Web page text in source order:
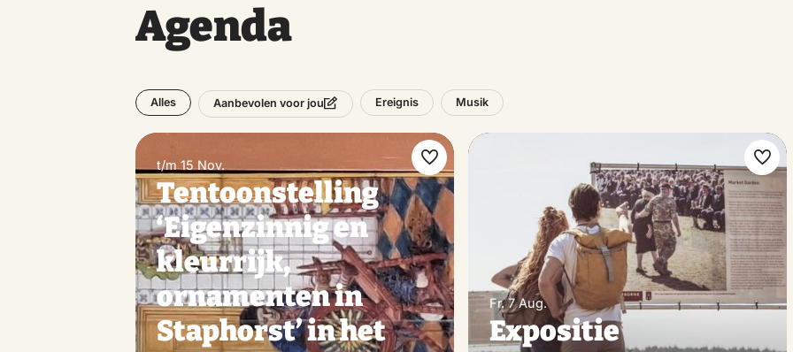
Agenda
Alles Aanbevolen voor jou Ereignis Musik
t/m 15 Nov.
Tentoonstelling
‘Eigenzinnig en
kleurrijk,
ornamenten in
Staphorst’ in het
Favorit
machen
Fr. 7 Aug.
Expositie